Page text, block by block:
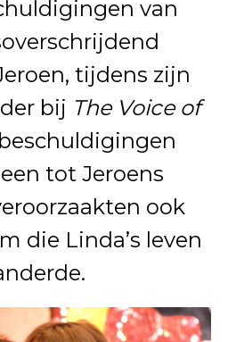
van
tijdens zijn
bij The Voice of
tot Jeroens
ook
die Linda’s leven